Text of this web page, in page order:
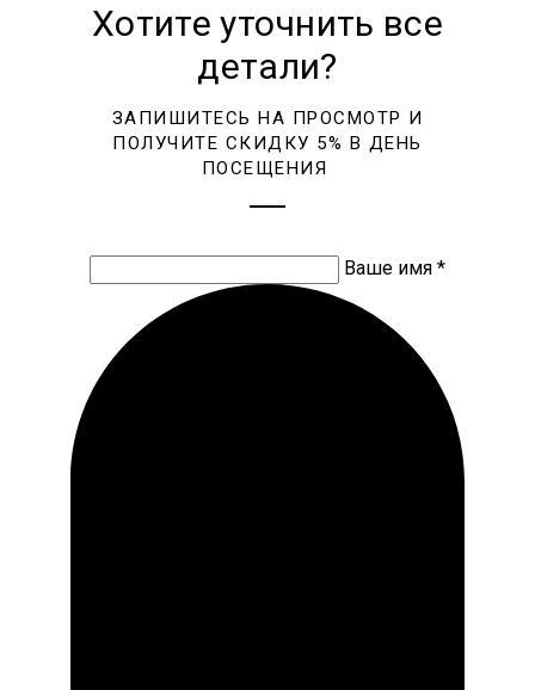
Хотите уточнить все
детали?
ЗАПИШИТЕСЬ НА ПРОСМОТР И
ПОЛУЧИТЕ СКИДКУ 5% В ДЕНЬ
ПОСЕЩЕНИЯ
Ваше имя *